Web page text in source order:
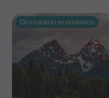
Diccionario económico